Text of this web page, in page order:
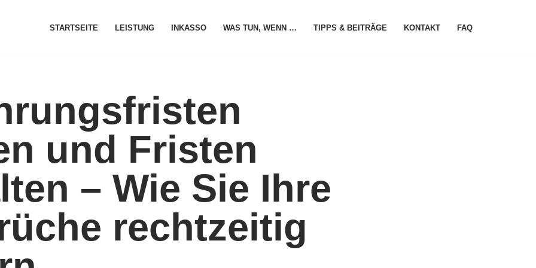
STARTSEITE LEISTUNG INKASSO WAS TUN, WENN … TIPPS & BEITRÄGE KONTAKT FAQ
und Fristen
– Wie Sie Ihre
rechtzeitig